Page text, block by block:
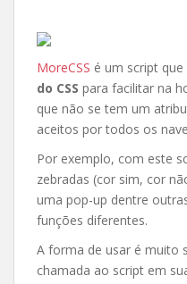
MoreCSS é um script que
do CSS para facilitar na
que não se tem um
aceitos por todos os
Por exemplo, com este
zebradas (cor sim, cor
uma pop-up dentre
funções diferentes.
A forma de usar é muito
chamada ao script em